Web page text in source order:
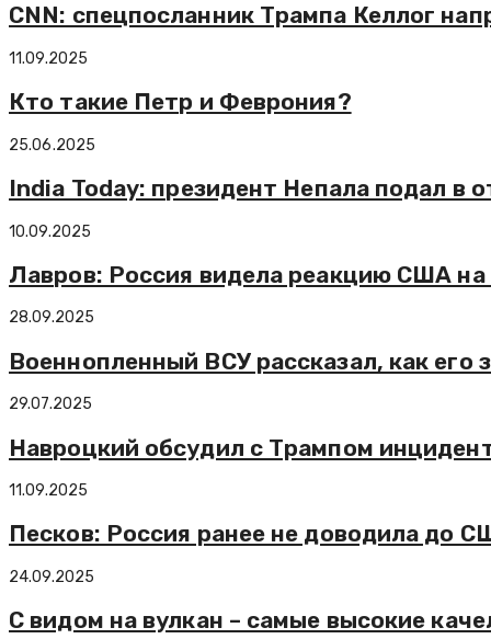
CNN: спецпосланник Трампа Келлог
11.09.2025
Кто такие Петр и Феврония?
25.06.2025
India Today: президент Непала подал в
10.09.2025
Лавров: Россия видела реакцию США
28.09.2025
Военнопленный ВСУ рассказал, как
29.07.2025
Навроцкий обсудил с Трампом
11.09.2025
Песков: Россия ранее не доводила до
24.09.2025
С видом на вулкан – самые высокие